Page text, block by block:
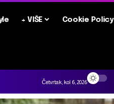
+ VIŠE Cookie Policy
Četvrtak, kol 6, 2026